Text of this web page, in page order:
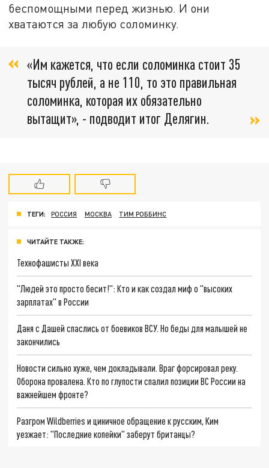
беспомощными перед жизнью. И они
хватаются за любую соломинку.
«Им кажется, что если соломинка стоит 35
тысяч рублей, а не 110, то это правильная
соломинка, которая их обязательно
вытащит», - подводит итог Делягин.
ТЕГИ: РОССИЯ МОСКВА ТИМ РОББИНС
ЧИТАЙТЕ ТАКЖЕ:
Технофашисты XXI века
"Людей это просто бесит!": Кто и как создал миф о "высоких
зарплатах" в России
Даня с Дашей спаслись от боевиков ВСУ. Но беды для малышей не
закончились
Новости сильно хуже, чем докладывали. Враг форсировал реку.
Оборона провалена. Кто по глупости спалил позиции ВС России на
важнейшем фронте?
Разгром Wildberries и циничное обращение к русским, Ким
уезжает: "Последние копейки" заберут британцы?